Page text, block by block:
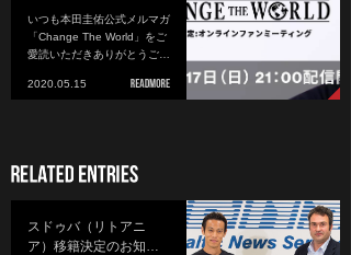
いつも本田圭佑公式メルマガ
「Change The World」をご
愛読いただきありがとうご…
2020.05.15
スドゥバ（リトアニ
ア）移籍決定のお知…